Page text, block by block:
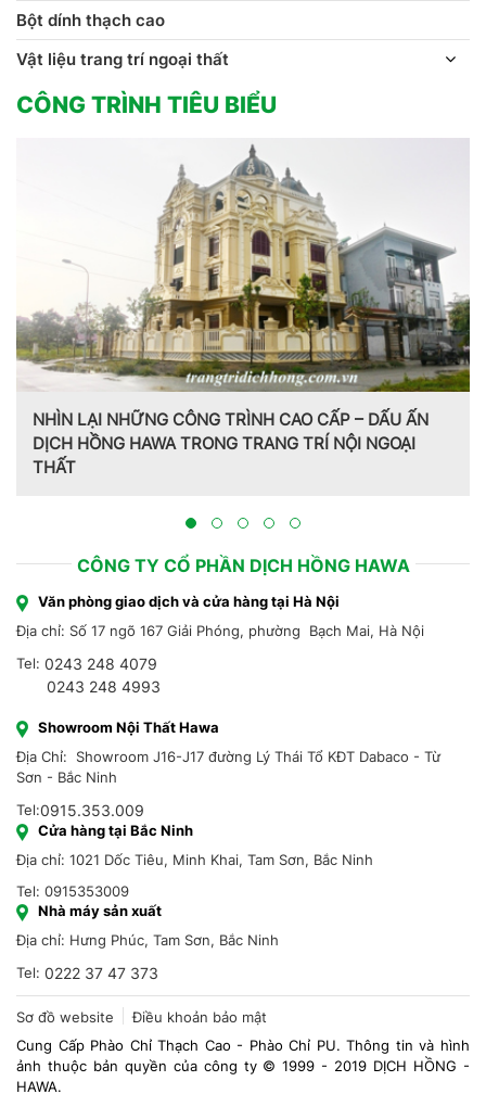
Bột dính thạch cao
Vật liệu trang trí ngoại thất
CÔNG TRÌNH TIÊU BIỂU
NHÌN LẠI NHỮNG CÔNG TRÌNH CAO CẤP – DẤU ẤN
DỊCH HỒNG HAWA TRONG TRANG TRÍ NỘI NGOẠI
THẤT
CÔNG TY CỔ PHẦN DỊCH HỒNG HAWA
Văn phòng giao dịch và cửa hàng tại Hà Nội
Địa chỉ: Số 17 ngõ 167 Giải Phóng, phường Bạch Mai, Hà Nội
Tel: 0243 248 4079
0243 248 4993
Showroom Nội Thất Hawa
Địa Chỉ: Showroom J16-J17 đường Lý Thái Tổ KĐT Dabaco - Từ
Sơn - Bắc Ninh
Tel:0915.353.009
Cửa hàng tại Bắc Ninh
Địa chỉ: 1021 Dốc Tiêu, Minh Khai, Tam Sơn, Bắc Ninh
Tel: 0915353009
Nhà máy sản xuất
Địa chỉ: Hưng Phúc, Tam Sơn, Bắc Ninh
Tel: 0222 37 47 373
Sơ đồ website
Điều khoản bảo mật
Cung Cấp Phào Chỉ Thạch Cao - Phào Chỉ PU. Thông tin và hình
ảnh thuộc bản quyền của công ty © 1999 - 2019 DỊCH HỒNG -
HAWA.